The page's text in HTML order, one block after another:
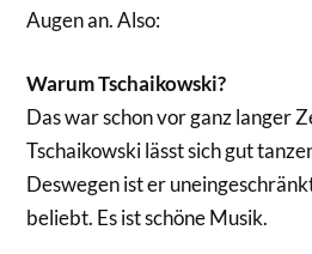
Augen an. Also:
Warum Tschaikowski?
Das war schon vor ganz langer
Tschaikowski lässt sich gut
Deswegen ist er
beliebt. Es ist schöne Musik.